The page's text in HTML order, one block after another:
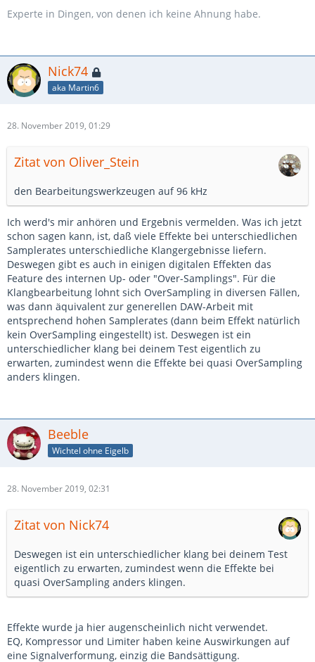
Experte in Dingen, von denen ich keine Ahnung habe.
Nick74
aka Martin6
28. November 2019, 01:29
Zitat von Oliver_Stein
den Bearbeitungswerkzeugen auf 96 kHz
Ich werd's mir anhören und Ergebnis vermelden. Was ich jetzt
schon sagen kann, ist, daß viele Effekte bei unterschiedlichen
Samplerates unterschiedliche Klangergebnisse liefern.
Deswegen gibt es auch in einigen digitalen Effekten das
Feature des internen Up- oder "Over-Samplings". Für die
Klangbearbeitung lohnt sich OverSampling in diversen Fällen,
was dann äquivalent zur generellen DAW-Arbeit mit
entsprechend hohen Samplerates (dann beim Effekt natürlich
kein OverSampling eingestellt) ist. Deswegen ist ein
unterschiedlicher klang bei deinem Test eigentlich zu
erwarten, zumindest wenn die Effekte bei quasi OverSampling
anders klingen.
Beeble
Wichtel ohne Eigelb
28. November 2019, 02:31
Zitat von Nick74
Deswegen ist ein unterschiedlicher klang bei deinem Test
eigentlich zu erwarten, zumindest wenn die Effekte bei
quasi OverSampling anders klingen.
Effekte wurde ja hier augenscheinlich nicht verwendet.
EQ, Kompressor und Limiter haben keine Auswirkungen auf
eine Signalverformung, einzig die Bandsättigung.